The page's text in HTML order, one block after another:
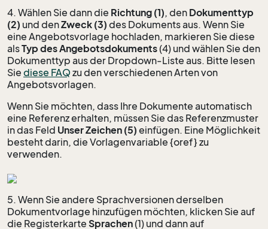
4. Wählen Sie dann die Richtung (1), den Dokumenttyp
(2) und denZweck (3) des Dokuments aus. Wenn Sie
eine Angebotsvorlage hochladen, markieren Sie diese
alsTyp des Angebotsdokuments(4) und wählen Sie den
Dokumenttyp aus der Dropdown-Liste aus. Bitte lesen
Sie diese FAQ zu den verschiedenen Arten von
Angebotsvorlagen.
Wenn Sie möchten, dass Ihre Dokumente automatisch
eine Referenz erhalten, müssen Sie das Referenzmuster
in das Feld Unser Zeichen (5) einfügen. Eine Möglichkeit
besteht darin, die Vorlagenvariable {oref} zu
verwenden.
5. Wenn Sie andere Sprachversionen derselben
Dokumentvorlage hinzufügen möchten, klicken Sie auf
die Registerkarte Sprachen(1) und dann auf